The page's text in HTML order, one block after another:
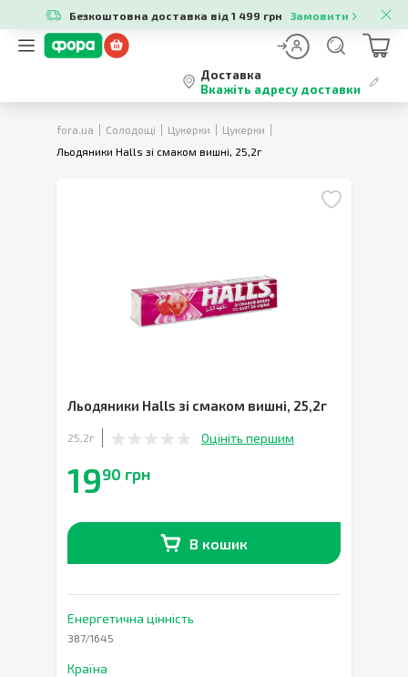
Безкоштовна доставка від 1 499 грн Замовити
Доставка
Вкажіть адресу доставки
fora.ua Солодощі Цукерки
Цукерки
Льодяники Halls зі смаком вишні, 25,2г
Льодяники Halls зі смаком вишні, 25,2г
25,2г Оцініть першим
1990 грн
В кошик
Енергетична цінність
387/1645
Країна